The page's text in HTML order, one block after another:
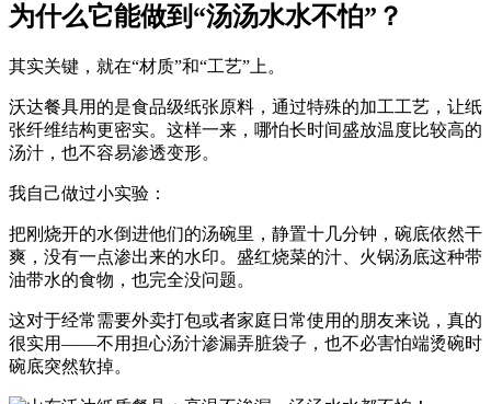
为什么它能做到“汤汤水水不怕”？
其实关键，就在“材质”和“工艺”上。
沃达餐具用的是食品级纸张原料，通过特殊的加工工艺，让纸
张纤维结构更密实。这样一来，哪怕长时间盛放温度比较高的
汤汁，也不容易渗透变形。
我自己做过小实验：
把刚烧开的水倒进他们的汤碗里，静置十几分钟，碗底依然干
爽，没有一点渗出来的水印。盛红烧菜的汁、火锅汤底这种带
油带水的食物，也完全没问题。
这对于经常需要外卖打包或者家庭日常使用的朋友来说，真的
很实用——不用担心汤汁渗漏弄脏袋子，也不必害怕端烫碗时
碗底突然软掉。